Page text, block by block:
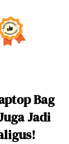
Bag
Jadi